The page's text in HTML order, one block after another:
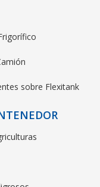
sobre Flexitank